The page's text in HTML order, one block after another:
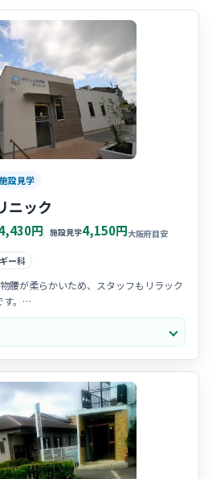
施設見学
ニック
円 施設見学4,150円大阪府目安
ー科
腰が柔らかいため、スタッフもリラック
。
やすい」と厚い信頼を寄せられており、
。
が良く、お互いにフォローし合える体制が